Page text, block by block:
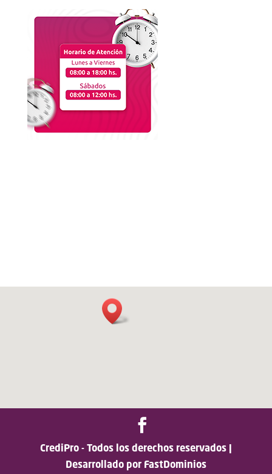
CrediPro - Todos los derechos reservados |
Desarrollado por FastDominios